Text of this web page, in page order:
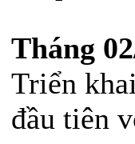
Bệnh Viện Bình An
Tháng
Triển
đầu tiên